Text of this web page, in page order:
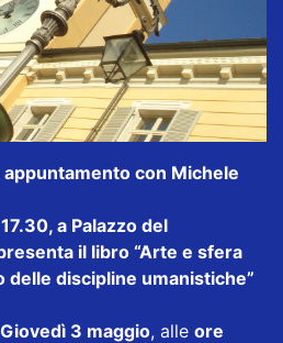
appuntamento con Michele
a Palazzo del
il libro “Arte e sfera
delle discipline umanistiche”
Giovedì 3 maggio, alle ore